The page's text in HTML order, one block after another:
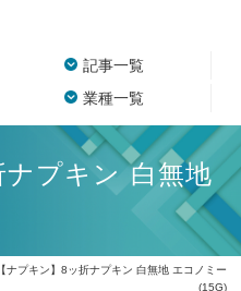
記事一覧
業種一覧
ナプキン 白無地
ナプキン】8ッ折ナプキン 白無地 エコノミー
(15G)